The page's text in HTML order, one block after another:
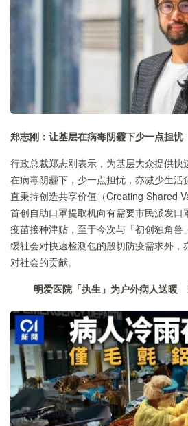
郑志刚 ： 让基层在病毒阴霾下少一点担忧
行政总裁郑志刚表示，为基层大众提供快
在病毒阴霾下，少一点担忧，亦减少生活
直秉持创造共享价值（Creating Shared
首创自助口罩提取机向有需要市民派发口
疫苗接种津贴，至于今次与「初创独角
缓社会对快速检测包的殷切防疫需求外，
对社会的贡献。
明爱医院 「执生 」 为户外病人送暖